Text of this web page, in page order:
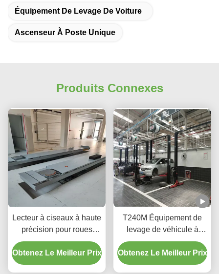
Équipement De Levage De Voiture
Ascenseur À Poste Unique
Produits Connexes
Lecteur à ciseaux à haute
précision pour roues
T400D 4000 kg Capacité
pour ateliers
Obtenez Le Meilleur Prix
T240M Équipement de
levage de véhicule à
deux poteaux à grille
avec technologie de
levage avancée
Obtenez Le Meilleur Prix